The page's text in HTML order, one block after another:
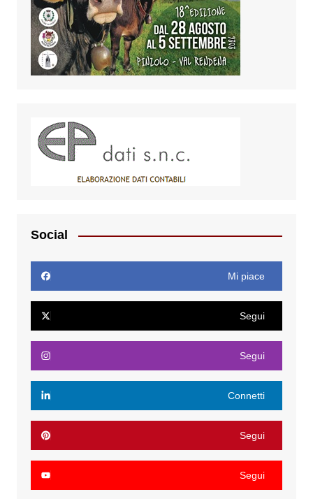
Social
Mi piace
Segui
Segui
Connetti
Segui
Segui